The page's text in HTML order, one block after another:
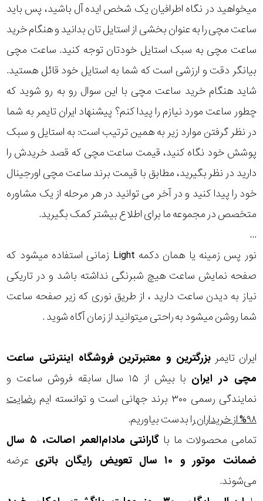
میخواهید در نگاه اطرافیان یک شخص ایده آل باشید، پس باید
ساعت مچی را به عنوان بخشی از استایل تان بدانید و هنگام خرید
ساعت مچی به سبک استایل خودتان توجه کنید. ساعت مچی
بیانگر دقت و ارزشی است که شما به استایل خود قائل هستید.
شاید هنگام خرید ساعت مچی با این سوال رو به رو شوید که
چطور ساعت مورد نیازم را پیدا کنم؟ پیشنهاد ایران تایمر به شما
در نظر گرفتن موارد زیر به همین ترتیب است: به استایل و سبک
پوشش خود نگاه کنید، قیمت ساعت مچی که قصد خریدش را
دارید در نظر بگیرید، مطابق با قیمت برند ساعت مچی اورجینال
خود را پیدا کنید و در آخر می توانید در هر مرحله از یک مشاوره
متخصص در مجموعه ما برای اطلاع بیشتر کمک بگیرید.
...
نور پس زمینه یا همان دکمه Light زمانی استفاده میشود که
صفحه نمایش ساعت هیچ شبرنگی نداشته باشد و در تاریکی
نیاز به دیدن ساعت دارید ، از طریق نوری که زیر صفحه ساعت
شما روشن میشود به راحتی میتوانید از زمان آگاه شوید .
ایران تایمر بزرگترین و معتبرترین فروشگاه اینترنتی ساعت
مچی در ایران
با بیش از ۱۵ سال سابقه فروش ساعت و
نمایندگی رسمی ۳۰۰ برند جهانی است و توانسته ایم
رضایت
۹۸% از خریداران
را بدست بیاوریم.
تمامی محصولات ما با
گارانتی مادام‌العمر اصالت، ۵ سال
ضمانت موتور و ۱۰ سال تعویض رایگان باتری
عرضه
می‌شوند.